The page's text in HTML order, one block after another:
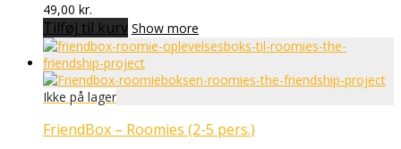
49,00 kr.
Tilføj til kurv Show more
FriendBox – Roomies (2-5 pers.)